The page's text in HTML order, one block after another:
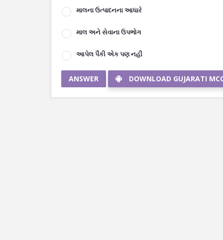
માલના ઉત્પાદનના આધારે
માલ અને સેવાના ઉપભોગ
આપેલ પૈકી એક પણ નહીં
ANSWER DOWNLOAD GUJARATI